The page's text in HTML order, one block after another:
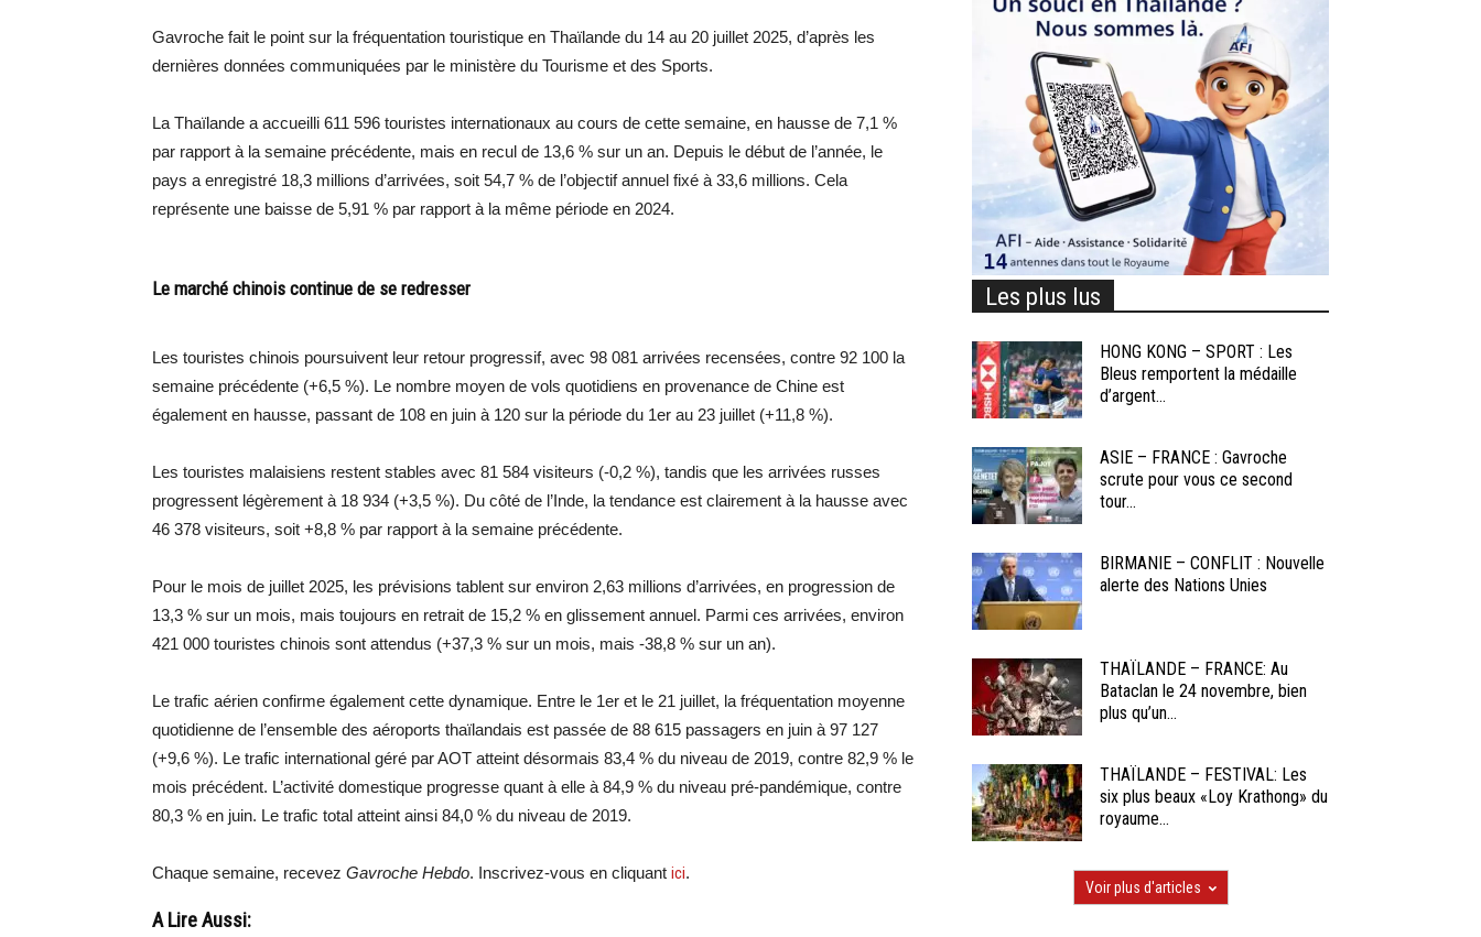
Gavroche fait le point sur la fréquentation touristique en Thaïlande du 14 au 20 juillet 2025, d’après les
dernières données communiquées par le ministère du Tourisme et des Sports.
La Thaïlande a accueilli 611 596 touristes internationaux au cours de cette semaine, en hausse de 7,1 %
par rapport à la semaine précédente, mais en recul de 13,6 % sur un an. Depuis le début de l’année, le
pays a enregistré 18,3 millions d’arrivées, soit 54,7 % de l’objectif annuel fixé à 33,6 millions. Cela
représente une baisse de 5,91 % par rapport à la même période en 2024.
Le marché chinois continue de se redresser
Les touristes chinois poursuivent leur retour progressif, avec 98 081 arrivées recensées, contre 92 100 la
semaine précédente (+6,5 %). Le nombre moyen de vols quotidiens en provenance de Chine est
également en hausse, passant de 108 en juin à 120 sur la période du 1er au 23 juillet (+11,8 %).
Les touristes malaisiens restent stables avec 81 584 visiteurs (-0,2 %), tandis que les arrivées russes
progressent légèrement à 18 934 (+3,5 %). Du côté de l’Inde, la tendance est clairement à la hausse avec
46 378 visiteurs, soit +8,8 % par rapport à la semaine précédente.
Pour le mois de juillet 2025, les prévisions tablent sur environ 2,63 millions d’arrivées, en progression de
13,3 % sur un mois, mais toujours en retrait de 15,2 % en glissement annuel. Parmi ces arrivées, environ
421 000 touristes chinois sont attendus (+37,3 % sur un mois, mais -38,8 % sur un an).
Le trafic aérien confirme également cette dynamique. Entre le 1er et le 21 juillet, la fréquentation moyenne
quotidienne de l’ensemble des aéroports thaïlandais est passée de 88 615 passagers en juin à 97 127
(+9,6 %). Le trafic international géré par AOT atteint désormais 83,4 % du niveau de 2019, contre 82,9 % le
mois précédent. L’activité domestique progresse quant à elle à 84,9 % du niveau pré-pandémique, contre
80,3 % en juin. Le trafic total atteint ainsi 84,0 % du niveau de 2019.
Chaque semaine, recevez Gavroche Hebdo. Inscrivez-vous en cliquant ici.
A Lire Aussi:
Les plus lus
HONG KONG – SPORT : Les
Bleus remportent la médaille
d’argent...
ASIE – FRANCE : Gavroche
scrute pour vous ce second
tour...
BIRMANIE – CONFLIT : Nouvelle
alerte des Nations Unies
THAÏLANDE – FRANCE: Au
Bataclan le 24 novembre, bien
plus qu’un...
THAÏLANDE – FESTIVAL: Les
six plus beaux «Loy Krathong» du
royaume...
Voir plus d'articles